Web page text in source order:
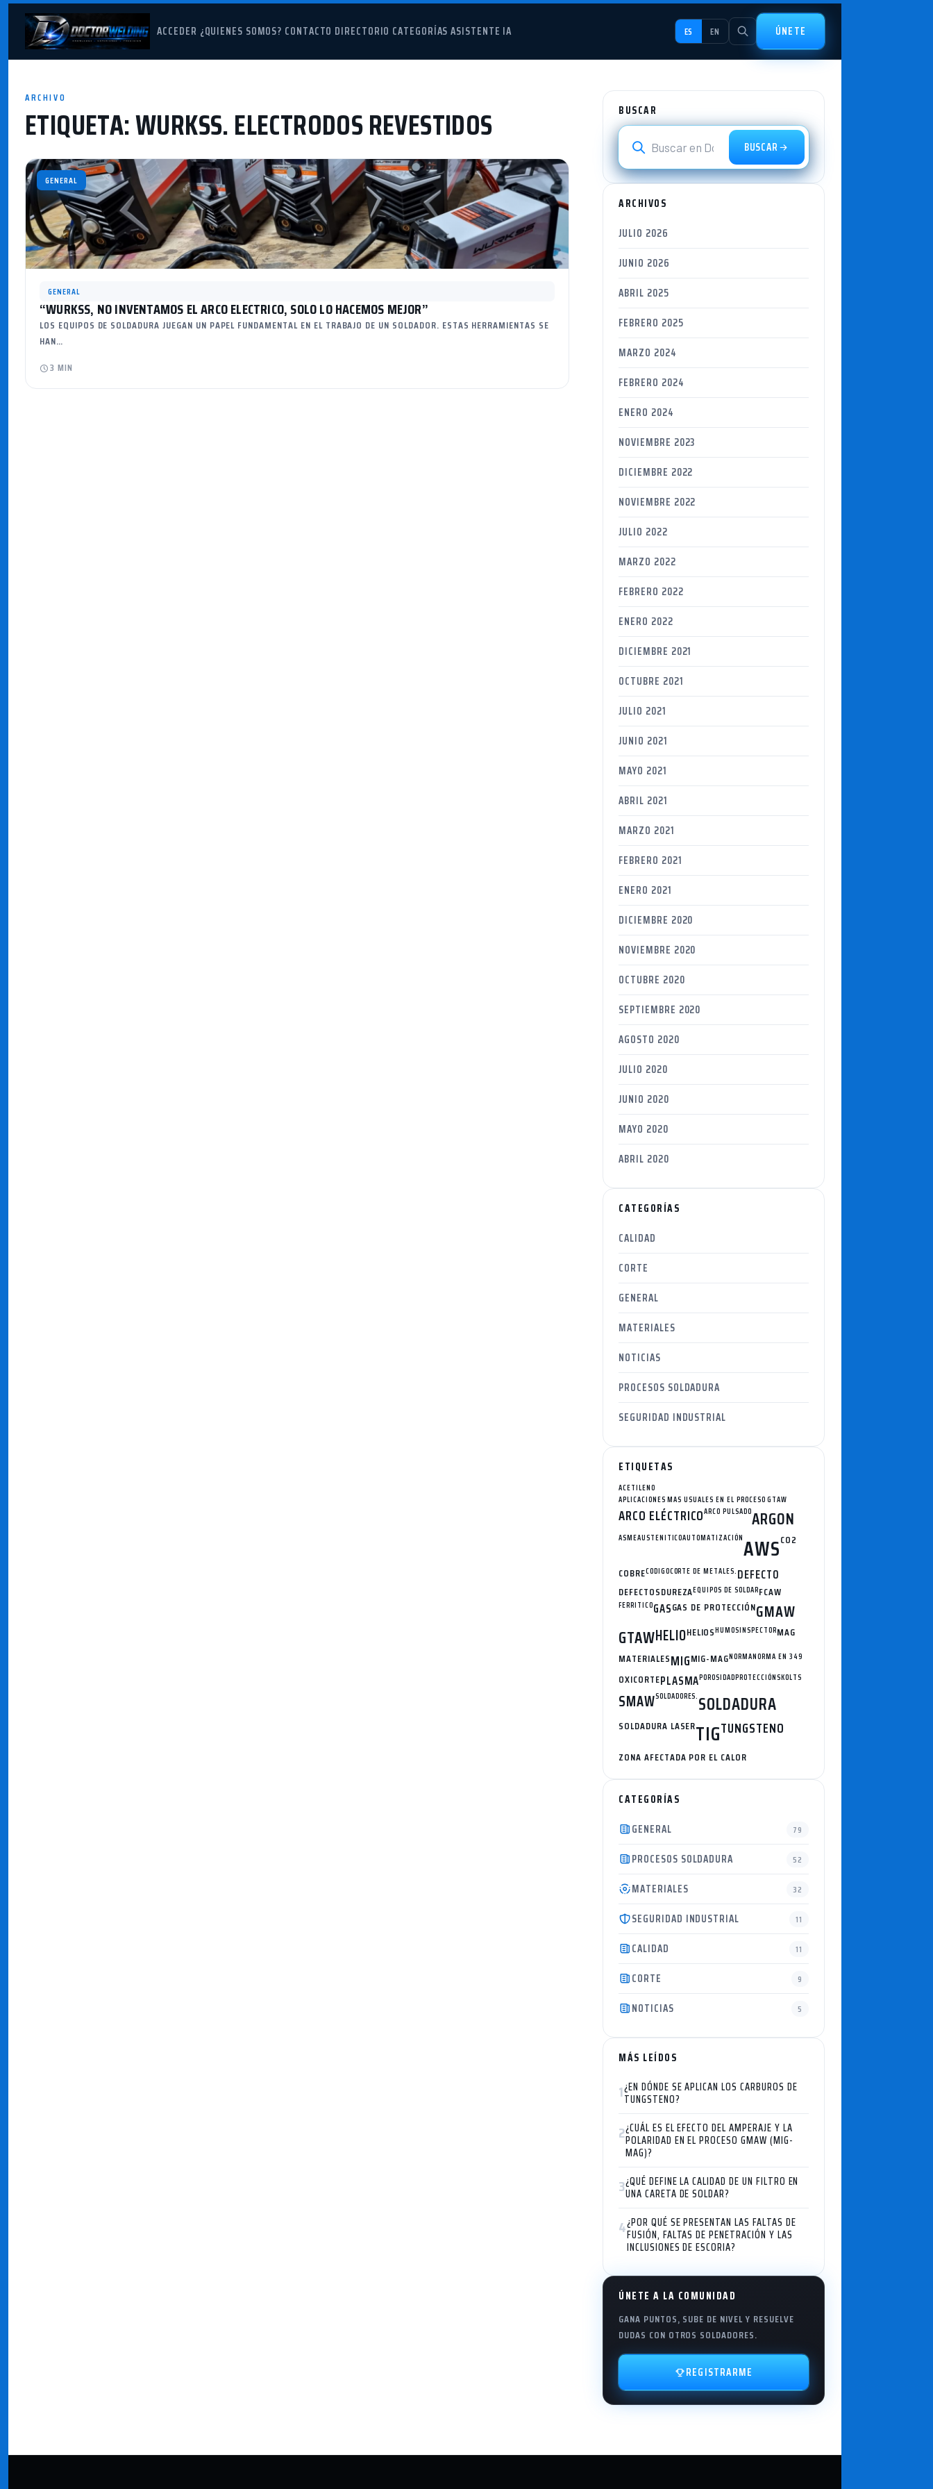
ACCEDER ¿QUIENES SOMOS? CONTACTO DIRECTORIO CATEGORÍAS ASISTENTE IA ES EN ÚNETE
ARCHIVO
ETIQUETA:WURKSS. ELECTRODOS REVESTIDOS
GENERAL
GENERAL
“WURKSS, NO INVENTAMOS EL ARCO ELECTRICO, SOLO LO HACEMOS MEJOR”
LOS EQUIPOS DE SOLDADURA JUEGAN UN PAPEL FUNDAMENTAL EN EL TRABAJO DE UN SOLDADOR. ESTAS HERRAMIENTAS SE
HAN…
3 MIN
BUSCAR
BUSCAR
ARCHIVOS
JULIO 2026
JUNIO 2026
ABRIL 2025
FEBRERO 2025
MARZO 2024
FEBRERO 2024
ENERO 2024
NOVIEMBRE 2023
DICIEMBRE 2022
NOVIEMBRE 2022
JULIO 2022
MARZO 2022
FEBRERO 2022
ENERO 2022
DICIEMBRE 2021
OCTUBRE 2021
JULIO 2021
JUNIO 2021
MAYO 2021
ABRIL 2021
MARZO 2021
FEBRERO 2021
ENERO 2021
DICIEMBRE 2020
NOVIEMBRE 2020
OCTUBRE 2020
SEPTIEMBRE 2020
AGOSTO 2020
JULIO 2020
JUNIO 2020
MAYO 2020
ABRIL 2020
CATEGORÍAS
CALIDAD
CORTE
GENERAL
MATERIALES
NOTICIAS
PROCESOS SOLDADURA
SEGURIDAD INDUSTRIAL
ETIQUETAS
ACETILENO
APLICACIONES MAS USUALES EN EL PROCESO GTAW
ARCO ELÉCTRICOARCO PULSADOARGON
ASMEAUSTENITICOAUTOMATIZACIÓNAWSCO2
COBRECODIGOCORTE DE METALES.DEFECTO
DEFECTOSDUREZAEQUIPOS DE SOLDARFCAW
FERRITICOGASGAS DE PROTECCIÓNGMAW
GTAWHELIOHELIOSHUMOSINSPECTORMAG
MATERIALESMIGMIG-MAGNORMANORMA EN 349
OXICORTEPLASMAPOROSIDADPROTECCIÓNSKOLTS
SMAWSOLDADORES.SOLDADURA
SOLDADURA LASERTIGTUNGSTENO
ZONA AFECTADA POR EL CALOR
CATEGORÍAS
GENERAL
79
PROCESOS SOLDADURA 52
MATERIALES 32
SEGURIDAD INDUSTRIAL 11
CALIDAD 11
CORTE 9
NOTICIAS 5
MÁS LEÍDOS
1¿EN DÓNDE SE APLICAN LOS CARBUROS DE
TUNGSTENO?
2¿CUÁL ES EL EFECTO DEL AMPERAJE Y LA
POLARIDAD EN EL PROCESO GMAW (MIG-
MAG)?
3¿QUÉ DEFINE LA CALIDAD DE UN FILTRO EN
UNA CARETA DE SOLDAR?
4¿POR QUÉ SE PRESENTAN LAS FALTAS DE
FUSIÓN, FALTAS DE PENETRACIÓN Y LAS
INCLUSIONES DE ESCORIA?
ÚNETE A LA COMUNIDAD
GANA PUNTOS, SUBE DE NIVEL Y RESUELVE
DUDAS CON OTROS SOLDADORES.
REGISTRARME